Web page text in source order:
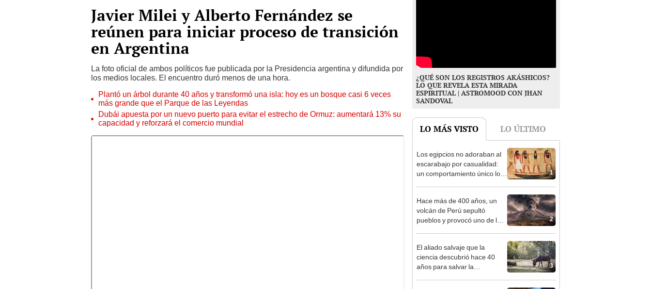
Javier Milei y Alberto Fernández se
reúnen para iniciar proceso de transición
en Argentina
La foto oficial de ambos políticos fue publicada por la Presidencia argentina y difundida por
los medios locales. El encuentro duró menos de una hora.
Plantó un árbol durante 40 años y transformó una isla: hoy es un bosque casi 6 veces
más grande que el Parque de las Leyendas
Dubái apuesta por un nuevo puerto para evitar el estrecho de Ormuz: aumentará 13% su
capacidad y reforzará el comercio mundial
¿QUÉ SON LOS REGISTROS AKÁSHICOS?
LO QUE REVELA ESTA MIRADA
ESPIRITUAL | ASTROMOOD CON JHAN
SANDOVAL
LO MÁS VISTO LO ÚLTIMO
1
Los egipcios no adoraban al
escarabajo por casualidad:
un comportamiento único lo
2
Hace más de 400 años, un
volcán de Perú sepultó
pueblos y provocó uno de los
3
El aliado salvaje que la
ciencia descubrió hace 40
años para salvar la